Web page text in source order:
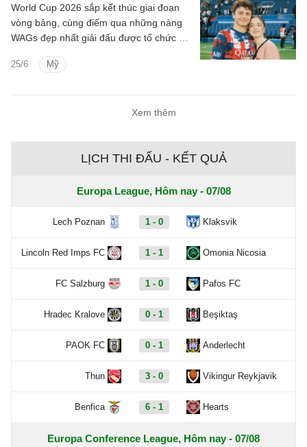
25/6 Mỹ
World Cup 2026 sắp kết thúc giai đoạn
vòng bảng, cùng điểm qua những nàng
WAGs đẹp nhất giải đấu được tổ chức ở
Xem thêm
LỊCH THI ĐẤU - KẾT QUẢ
Europa League, Hôm nay - 07/08
Lech Poznan 1 - 0 Klaksvik
Lincoln Red Imps FC 1 - 1 Omonia Nicosia
FC Salzburg 1 - 0 Pafos FC
Hradec Kralove 0 - 1 Beşiktaş
PAOK FC 0 - 1 Anderlecht
Thun 3 - 0 Vikingur Reykjavik
Benfica 6 - 1 Hearts
Europa Conference League, Hôm nay - 07/08